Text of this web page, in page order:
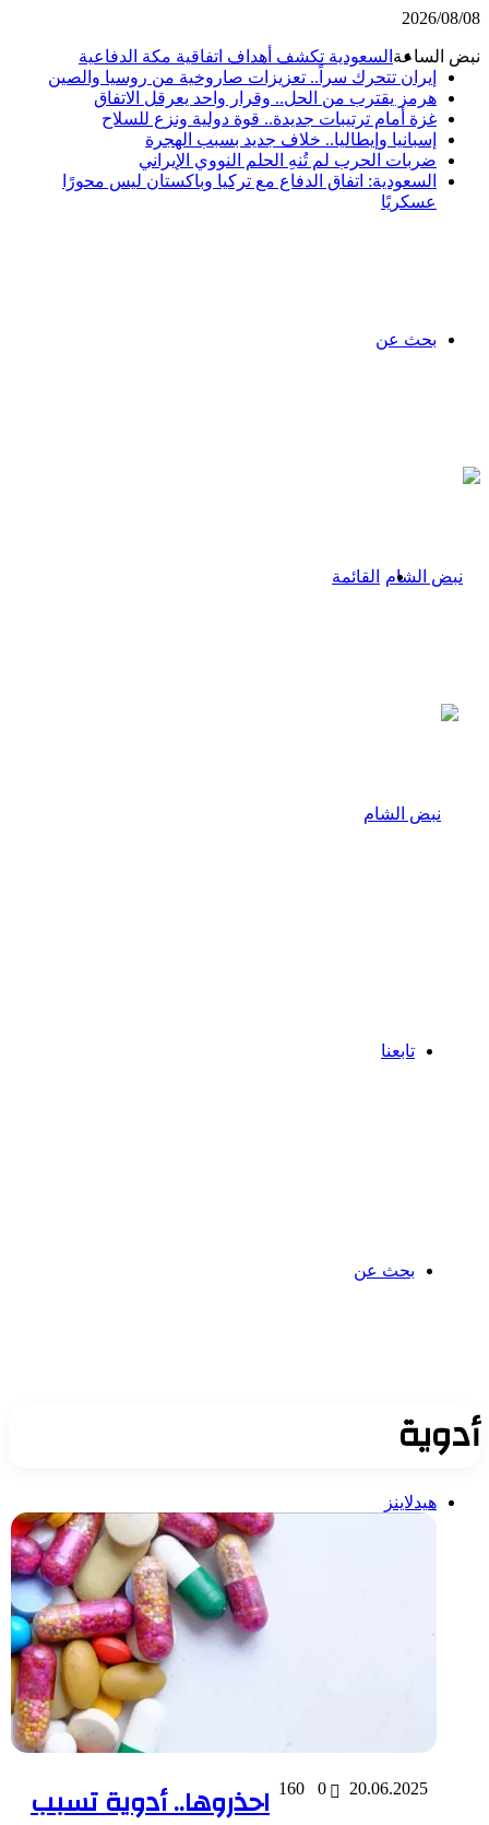
2026/08/
الساعةالسعودية تكشف أهداف اتفاقية مكة الدفاعية
إيران تتحرك سراً.. تعزيزات صاروخية من روسيا والصين
هرمز يقترب من الحل.. وقرار واحد يعرقل الاتفاق
غزة أمام ترتيبات جديدة.. قوة دولية ونزع للسلاح
إسبانيا وإيطاليا.. خلاف جديد بسبب الهجرة
ضربات الحرب لم تُنهِ الحلم النووي الإيراني
السعودية: اتفاق الدفاع مع تركيا وباكستان ليس محورًا
عسكريًا
بحث عن
القائمة
تابعنا
بحث عن
هيدلاينز
20.06.2025
0
160
احذروها.. أدوية تسبب